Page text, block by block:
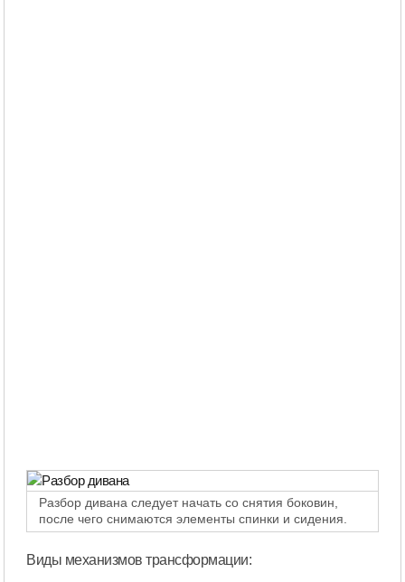
Разбор дивана следует начать со снятия боковин,
после чего снимаются элементы спинки и сидения.
Виды механизмов трансформации: